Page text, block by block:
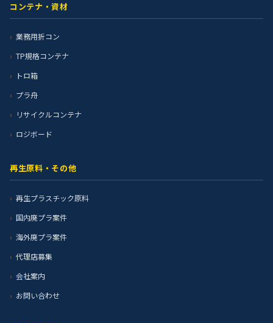
コンテナ・資材
業務用折コン
TP規格コンテナ
トロ箱
プラ舟
リサイクルコンテナ
ロジボード
再生原料・その他
再生プラスチック原料
国内廃プラ案件
海外廃プラ案件
代理店募集
会社案内
お問い合わせ